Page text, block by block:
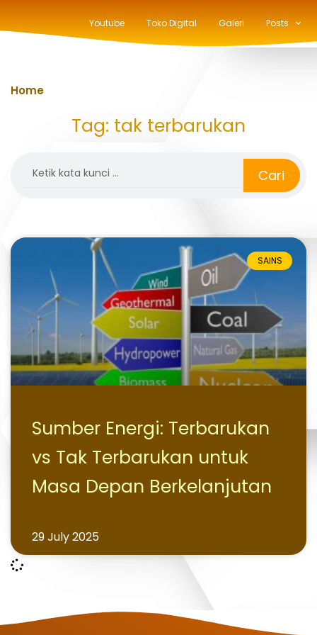
Youtube Toko Digital Galeri Posts
Home
Tag: tak terbarukan
Cari
SAINS
Sumber Energi: Terbarukan
vs Tak Terbarukan untuk
Masa Depan Berkelanjutan
29 July 2025